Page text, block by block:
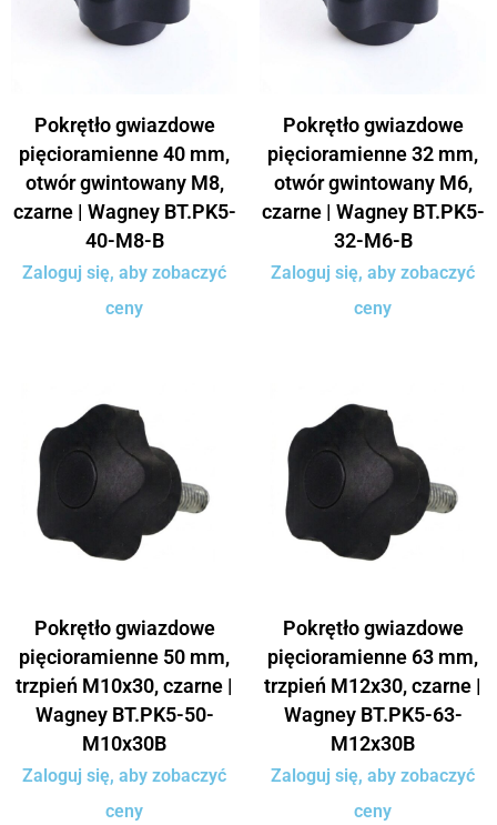
Pokrętło gwiazdowe
pięcioramienne 40 mm,
otwór gwintowany M8,
czarne | Wagney BT.PK5-
40-M8-B
Zaloguj się, aby zobaczyć
ceny
Pokrętło gwiazdowe
pięcioramienne 32 mm,
otwór gwintowany M6,
czarne | Wagney BT.PK5-
32-M6-B
Zaloguj się, aby zobaczyć
ceny
Pokrętło gwiazdowe
pięcioramienne 50 mm,
trzpień M10x30, czarne |
Wagney BT.PK5-50-
M10x30B
Zaloguj się, aby zobaczyć
ceny
Pokrętło gwiazdowe
pięcioramienne 63 mm,
trzpień M12x30, czarne |
Wagney BT.PK5-63-
M12x30B
Zaloguj się, aby zobaczyć
ceny